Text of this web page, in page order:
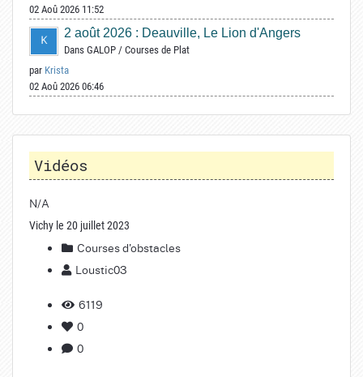
02 Aoû 2026 11:52
2 août 2026 : Deauville, Le Lion d'Angers
Dans GALOP / Courses de Plat
par Krista
02 Aoû 2026 06:46
Vidéos
N/A
Vichy le 20 juillet 2023
Courses d'obstacles
Loustic03
6119
0
0